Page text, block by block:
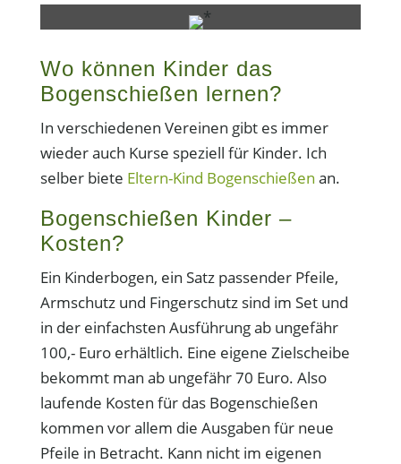
*
Wo können Kinder das
Bogenschießen lernen?
In verschiedenen Vereinen gibt es immer
wieder auch Kurse speziell für Kinder. Ich
selber biete Eltern-Kind Bogenschießen an.
Bogenschießen Kinder –
Kosten?
Ein Kinderbogen, ein Satz passender Pfeile,
Armschutz und Fingerschutz sind im Set und
in der einfachsten Ausführung ab ungefähr
100,- Euro erhältlich. Eine eigene Zielscheibe
bekommt man ab ungefähr 70 Euro. Also
laufende Kosten für das Bogenschießen
kommen vor allem die Ausgaben für neue
Pfeile in Betracht. Kann nicht im eigenen